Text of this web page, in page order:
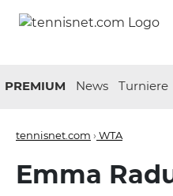
PREMIUM News Turniere
tennisnet.com › WTA
Emma